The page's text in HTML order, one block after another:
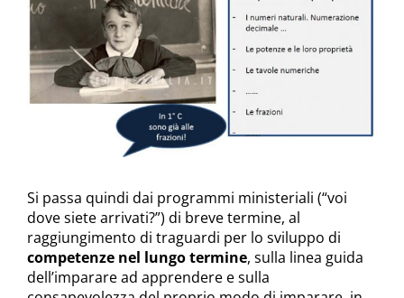
Si passa quindi dai programmi ministeriali (“voi
dove siete arrivati?”) di breve termine, al
raggiungimento di traguardi per lo sviluppo di
competenze nel lungo termine, sulla linea guida
dell’imparare ad apprendere e sulla